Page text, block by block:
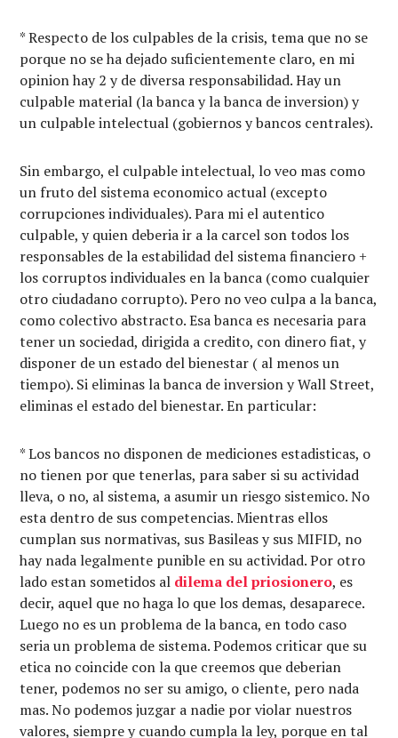
* Respecto de los culpables de la crisis, tema que no se
porque no se ha dejado suficientemente claro, en mi
opinion hay 2 y de diversa responsabilidad. Hay un
culpable material (la banca y la banca de inversion) y
un culpable intelectual (gobiernos y bancos centrales).
Sin embargo, el culpable intelectual, lo veo mas como
un fruto del sistema economico actual (excepto
corrupciones individuales). Para mi el autentico
culpable, y quien deberia ir a la carcel son todos los
responsables de la estabilidad del sistema financiero +
los corruptos individuales en la banca (como cualquier
otro ciudadano corrupto). Pero no veo culpa a la banca,
como colectivo abstracto. Esa banca es necesaria para
tener un sociedad, dirigida a credito, con dinero fiat, y
disponer de un estado del bienestar ( al menos un
tiempo). Si eliminas la banca de inversion y Wall Street,
eliminas el estado del bienestar. En particular:
* Los bancos no disponen de mediciones estadisticas, o
no tienen por que tenerlas, para saber si su actividad
lleva, o no, al sistema, a asumir un riesgo sistemico. No
esta dentro de sus competencias. Mientras ellos
cumplan sus normativas, sus Basileas y sus MIFID, no
hay nada legalmente punible en su actividad. Por otro
lado estan sometidos al dilema del priosionero, es
decir, aquel que no haga lo que los demas, desaparece.
Luego no es un problema de la banca, en todo caso
seria un problema de sistema. Podemos criticar que su
etica no coincide con la que creemos que deberian
tener, podemos no ser su amigo, o cliente, pero nada
mas. No podemos juzgar a nadie por violar nuestros
valores, siempre y cuando cumpla la ley, porque en tal